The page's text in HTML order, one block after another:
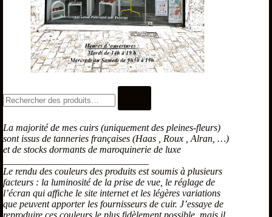
La majorité de mes cuirs (uniquement des pleines-fleurs)
sont issus de tanneries françaises (Haas , Roux , Alran, …)
et de stocks dormants de maroquinerie de luxe
Le rendu des couleurs des produits est soumis à plusieurs
facteurs : la luminosité de la prise de vue, le réglage de
l’écran qui affiche le site internet et les légères variations
que peuvent apporter les fournisseurs de cuir. J’essaye de
reproduire ces couleurs le plus fidèlement possible, mais il